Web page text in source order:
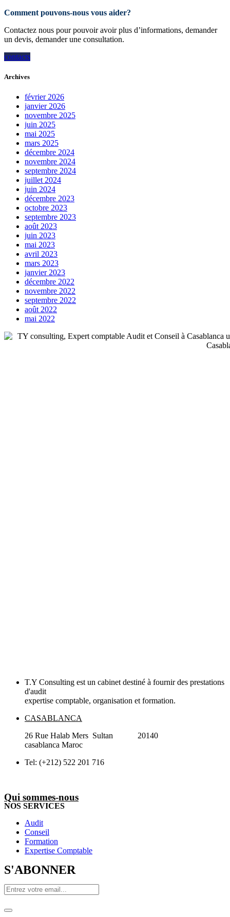
Comment pouvons-nous vous aider?
Contactez nous pour pouvoir avoir plus d’informations, demander
un devis, demander une consultation.
contacts
Archives
février 2026
janvier 2026
novembre 2025
juin 2025
mai 2025
mars 2025
décembre 2024
novembre 2024
septembre 2024
juillet 2024
juin 2024
décembre 2023
octobre 2023
septembre 2023
août 2023
juin 2023
mai 2023
avril 2023
mars 2023
janvier 2023
décembre 2022
novembre 2022
septembre 2022
août 2022
mai 2022
T.Y Consulting est un cabinet destiné à fournir des prestations
d'audit
expertise comptable, organisation et formation.
CASABLANCA
26 Rue Halab Mers Sultan 20140
casablanca Maroc
Tel: (+212) 522 201 716
Qui sommes-nous
NOS SERVICES
Audit
Conseil
Formation
Expertise Comptable
S'ABONNER